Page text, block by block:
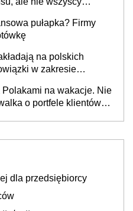
pułapka? Firmy
na polskich
w zakresie
na wakacje. Nie
o portfele klientów
dla przedsiębiorcy